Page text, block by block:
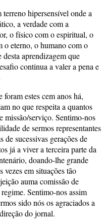
hipersensível onde a
a verdade com a
o físico com o espiritual, o
o eterno, o humano com o
aprendizagem que
continua a valer a pena e
estes cem anos há,
no que respeita a quantos
missão/serviço. Sentimo-nos
de sermos representantes
de sucessivas gerações de
já a viver a terceira parte da
doando-lhe grande
vezes em situações tão
auma comissão de
Sentimo-nos assim
sido nós os agraciados a
do jornal.